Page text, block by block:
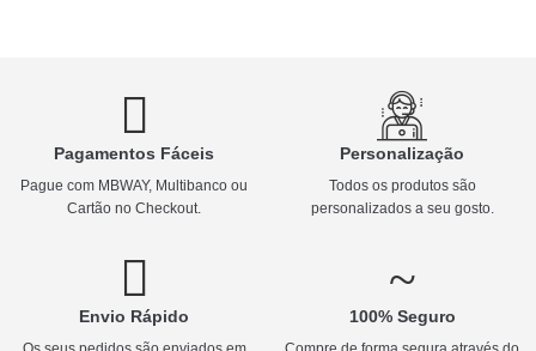
Pagamentos Fáceis
Pague com MBWAY, Multibanco ou
Cartão no Checkout.
Personalização
Todos os produtos são
personalizados a seu gosto.
Envio Rápido 100% Seguro